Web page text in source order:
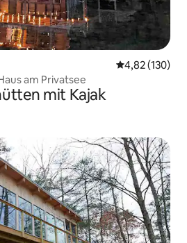
4,82 (130)
am Privatsee
mit Kajak